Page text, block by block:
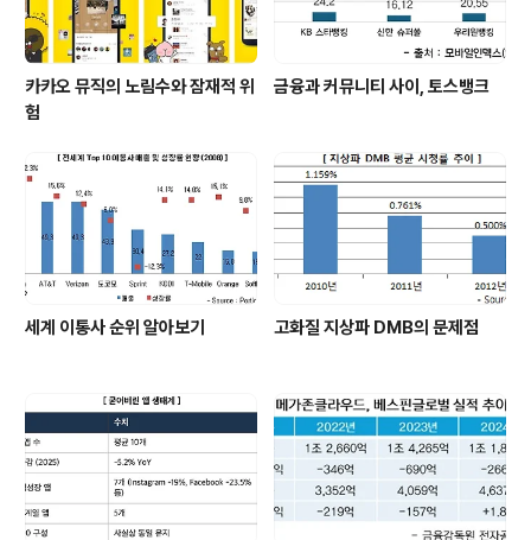
카카오 뮤직의 노림수와 잠재적 위
험
금융과 커뮤니티 사이, 토스뱅크
세계 이통사 순위 알아보기 고화질 지상파 DMB의 문제점